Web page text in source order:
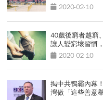
2020-02-10
40歲後窮者越窮
讓人變窮壞習慣
2020-02-10
揭中共鴨霸內幕
灣做「這些善意舉